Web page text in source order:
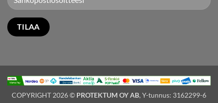
COPYRIGHT 2026 © PROTEKTUM OY AB, Y-tunnus: 3162299-6